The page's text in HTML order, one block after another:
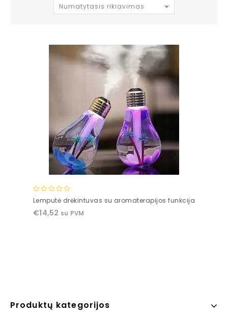
Numatytasis rikiavimas
0
of
Lemputė drėkintuvas su aromaterapijos funkcija
€14,52 su PVM
Produktų kategorijos